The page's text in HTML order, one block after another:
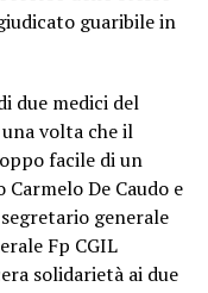
guaribile in
due medici del
volta che il
facile di un
De Caudo e
generale
Fp CGIL
solidarietà ai due